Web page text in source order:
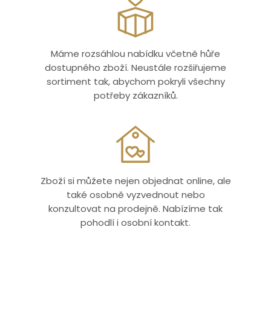
Máme rozsáhlou nabídku včetně hůře
dostupného zboží. Neustále rozšiřujeme
sortiment tak, abychom pokryli všechny
potřeby zákazníků.
Zboží si můžete nejen objednat online, ale
také osobně vyzvednout nebo
konzultovat na prodejně. Nabízíme tak
pohodlí i osobní kontakt.